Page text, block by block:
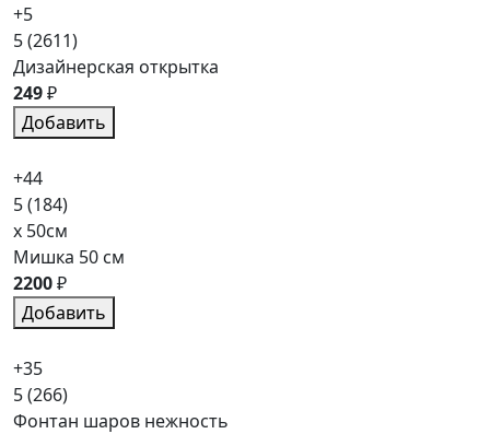
+5
5(2611)
Дизайнерская открытка
249₽
Добавить
+44
5(184)
x 50см
Мишка 50 см
2200₽
Добавить
+35
5(266)
Фонтан шаров нежность